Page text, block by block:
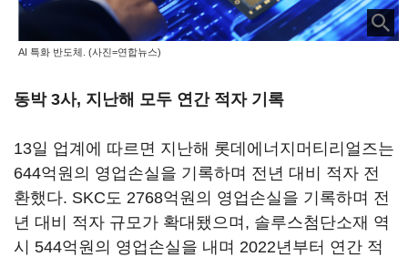
AI 특화 반도체. (사진=연합뉴스)
동박 3사, 지난해 모두 연간 적자 기록
13일 업계에 따르면 지난해 롯데에너지머티리얼즈는
644억원의 영업손실을 기록하며 전년 대비 적자 전
환했다. SKC도 2768억원의 영업손실을 기록하며 전
년 대비 적자 규모가 확대됐으며, 솔루스첨단소재 역
시 544억원의 영업손실을 내며 2022년부터 연간 적